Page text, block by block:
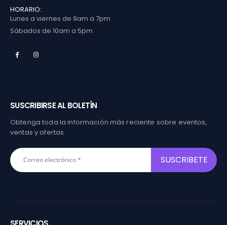
HORARIO:
Lunes a viernes de 9am a 7pm
Sábados de 10am a 5pm
SUSCRIBIRSE AL BOLETÍN
Obtenga toda la información más reciente sobre eventos,
ventas y ofertas